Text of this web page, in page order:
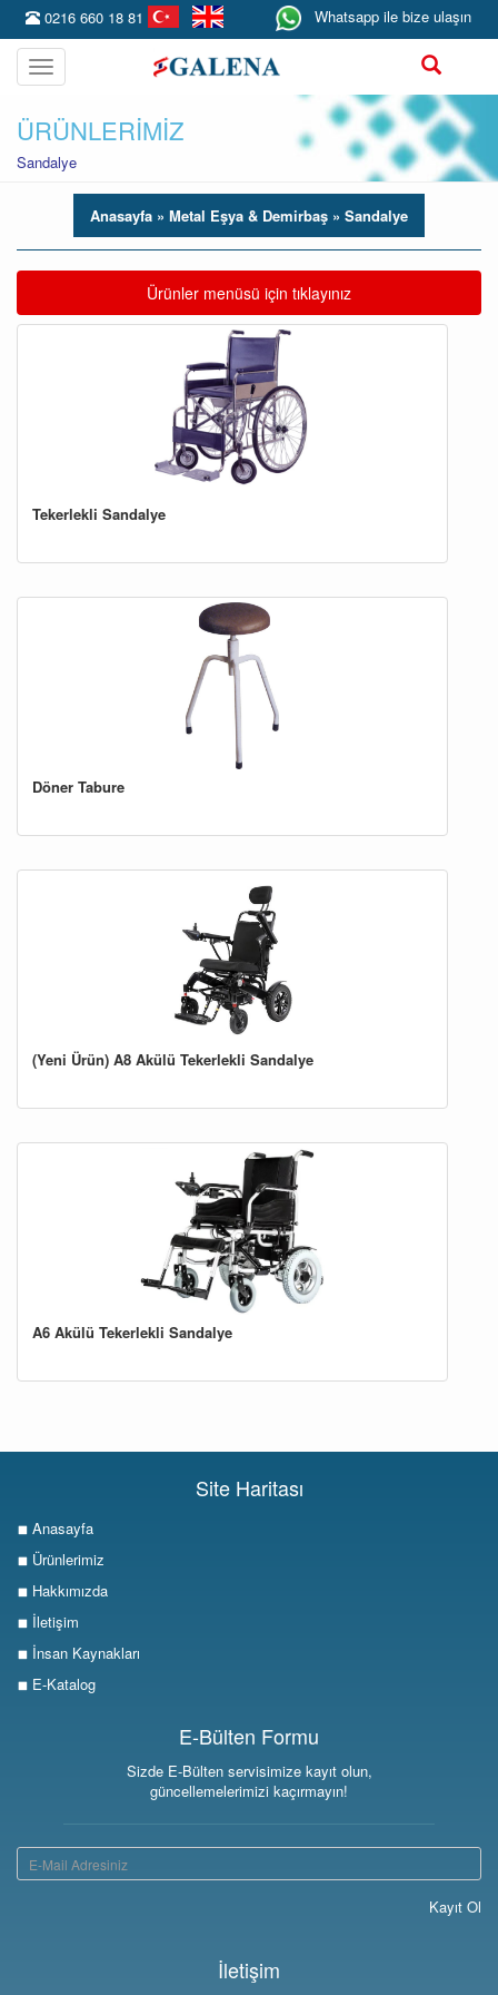
0216 660 18 81 Whatsapp ile bize ulaşın
Toggle
navigation
ÜRÜNLERİMİZ
Sandalye
Anasayfa » Metal Eşya & Demirbaş » Sandalye
Toggle navigation
Ürünler menüsü için tıklayınız
Tekerlekli Sandalye
Döner Tabure
(Yeni Ürün) A8 Akülü Tekerlekli Sandalye
A6 Akülü Tekerlekli Sandalye
Site Haritası
Anasayfa
Ürünlerimiz
Hakkımızda
İletişim
İnsan Kaynakları
E-Katalog
E-Bülten Formu
Sizde E-Bülten servisimize kayıt olun,
güncellemelerimizi kaçırmayın!
Kayıt Ol
İletişim